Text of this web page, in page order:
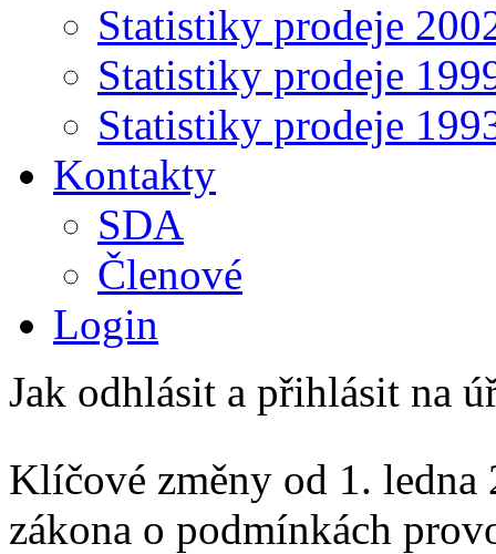
Statistiky prodeje
Statistiky prodeje
Statistiky prodeje
Kontakty
SDA
Členové
Login
Jak odhlásit a přihlásit na
Klíčové změny od 1.
zákona o podmínkách